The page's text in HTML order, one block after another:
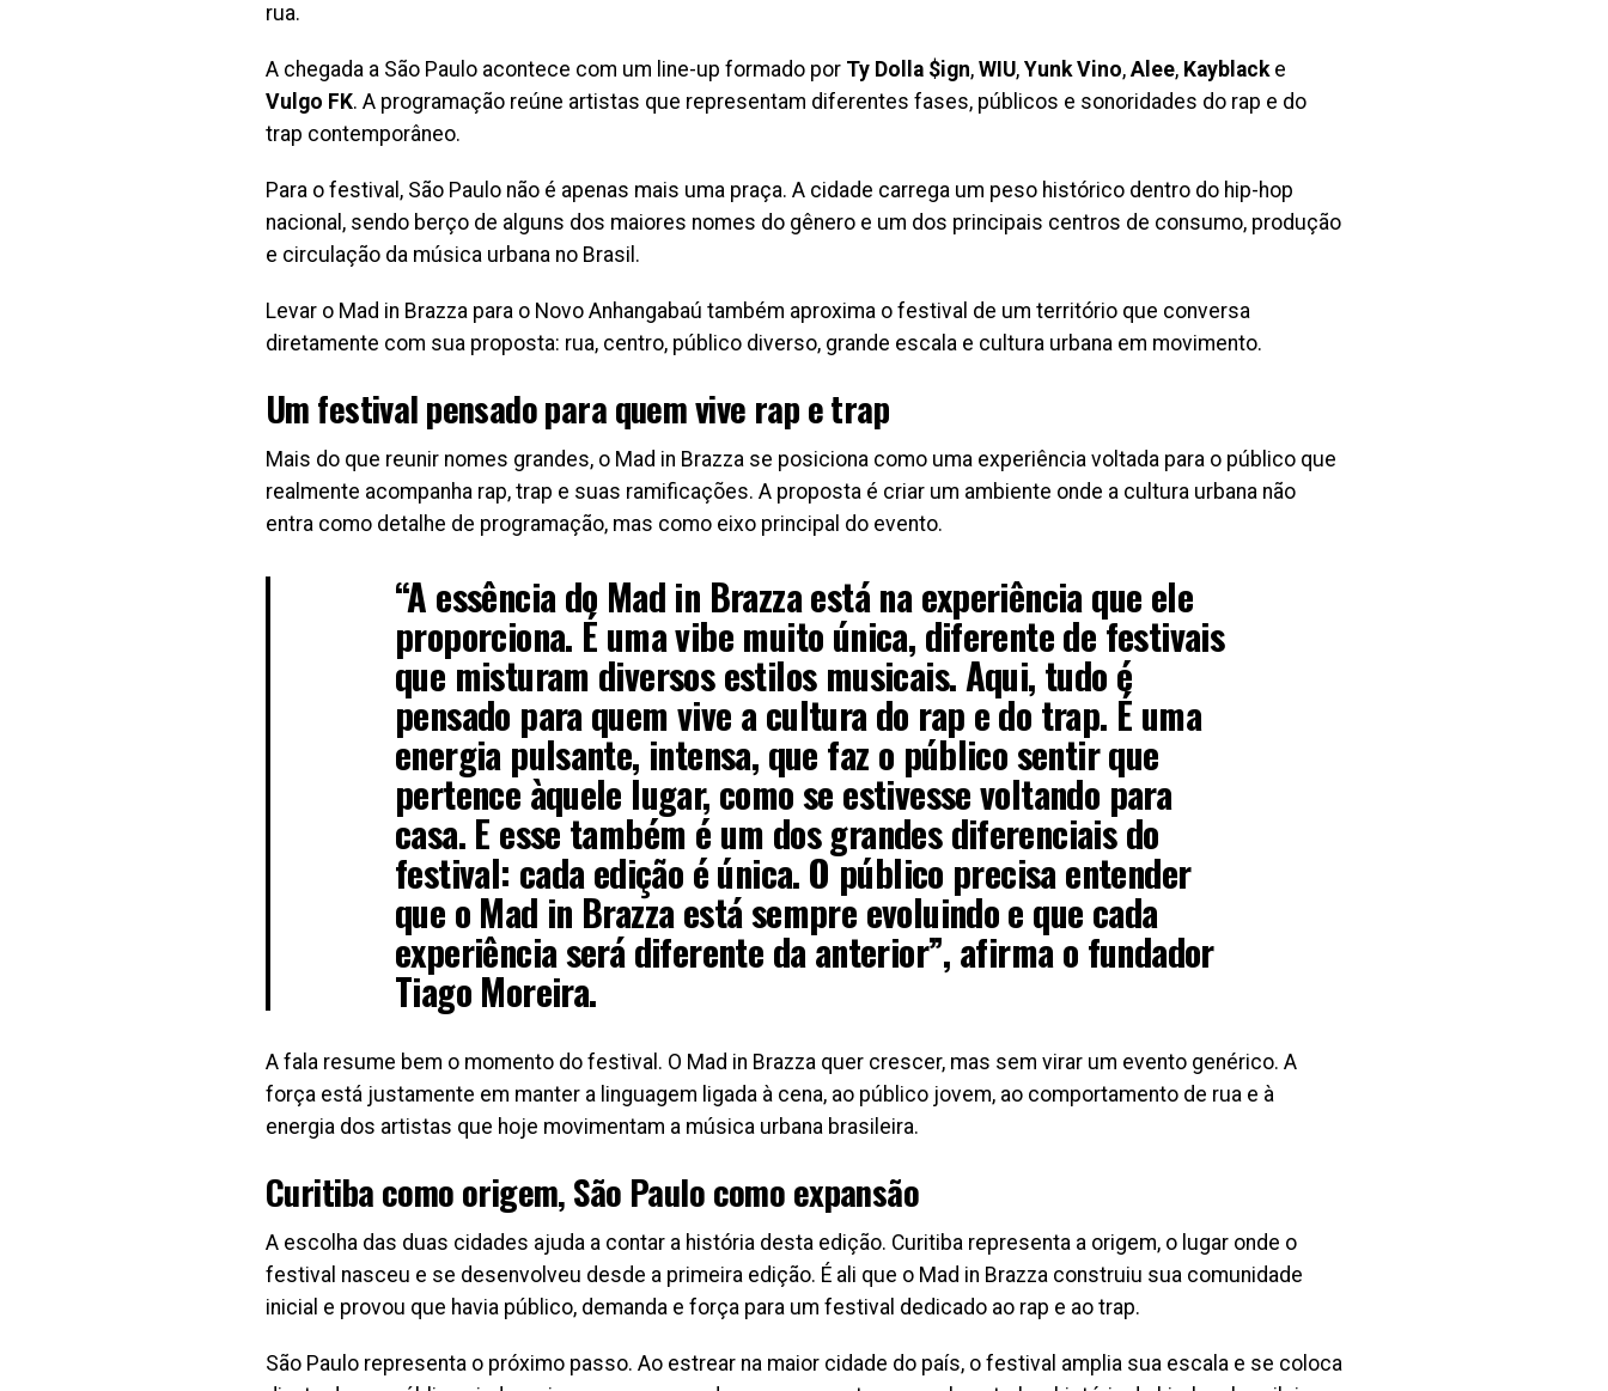
rua.
A chegada a São Paulo acontece com um line-up formado por Ty Dolla $ign, WIU, Yunk Vino, Alee, Kayblacke
Vulgo FK. A programação reúne artistas que representam diferentes fases, públicos e sonoridades do rap e do
trap contemporâneo.
Para o festival, São Paulo não é apenas mais uma praça. A cidade carrega um peso histórico dentro do hip-hop
nacional, sendo berço de alguns dos maiores nomes do gênero e um dos principais centros de consumo, produção
e circulação da música urbana no Brasil.
Levar o Mad in Brazza para o Novo Anhangabaú também aproxima o festival de um território que conversa
diretamente com sua proposta: rua, centro, público diverso, grande escala e cultura urbana em movimento.
Um festival pensado para quem vive rap e trap
Mais do que reunir nomes grandes, o Mad in Brazza se posiciona como uma experiência voltada para o público que
realmente acompanha rap, trap e suas ramificações. A proposta é criar um ambiente onde a cultura urbana não
entra como detalhe de programação, mas como eixo principal do evento.
“A essência do Mad in Brazza está na experiência que ele
proporciona. É uma vibe muito única, diferente de festivais
que misturam diversos estilos musicais. Aqui, tudo é
pensado para quem vive a cultura do rap e do trap. É uma
energia pulsante, intensa, que faz o público sentir que
pertence àquele lugar, como se estivesse voltando para
casa. E esse também é um dos grandes diferenciais do
festival: cada edição é única. O público precisa entender
que o Mad in Brazza está sempre evoluindo e que cada
experiência será diferente da anterior”, afirma o fundador
Tiago Moreira.
A fala resume bem o momento do festival. O Mad in Brazza quer crescer, mas sem virar um evento genérico. A
força está justamente em manter a linguagem ligada à cena, ao público jovem, ao comportamento de rua e à
energia dos artistas que hoje movimentam a música urbana brasileira.
Curitiba como origem, São Paulo como expansão
A escolha das duas cidades ajuda a contar a história desta edição. Curitiba representa a origem, o lugar onde o
festival nasceu e se desenvolveu desde a primeira edição. É ali que o Mad in Brazza construiu sua comunidade
inicial e provou que havia público, demanda e força para um festival dedicado ao rap e ao trap.
São Paulo representa o próximo passo. Ao estrear na maior cidade do país, o festival amplia sua escala e se coloca